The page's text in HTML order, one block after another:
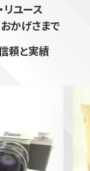
ユース
かげさまで
頼と実績